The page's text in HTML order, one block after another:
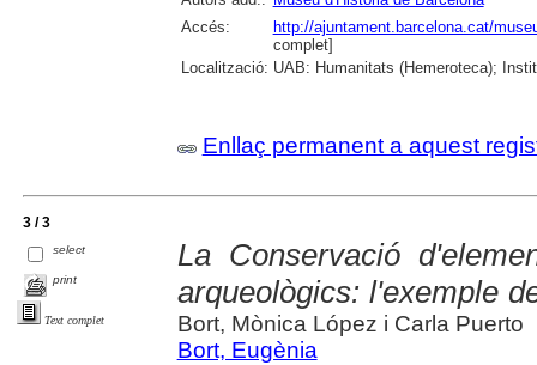
Accés:
http://ajuntament.barcelona.cat/
complet]
Localització: UAB: Humanitats (Hemeroteca);
Enllaç permanent a aquest
3 / 3
select
print
Text complet
La Conservació
arqueològics: l'exemple
Bort, Mònica López i Carla Puerto
Bort, Eugènia